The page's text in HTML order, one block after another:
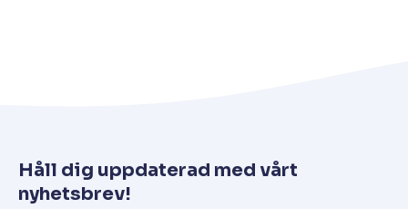
Håll dig uppdaterad med vårt
nyhetsbrev!